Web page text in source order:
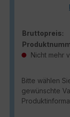
Bruttopreis:
Nicht mehr
Bitte wählen
gewünschte